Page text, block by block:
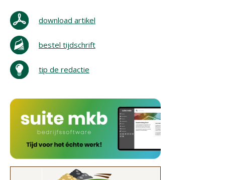
download artikel
bestel tijdschrift
tip de redactie